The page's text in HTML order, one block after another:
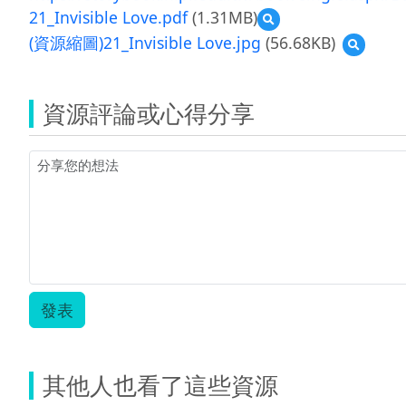
21_Invisible Love.pdf(1.31MB)
預
覽
21_Invisible
(資源縮圖)21_Invisible Love.jpg (56.68KB)
預
覽
Love.jpg
資源評論或心得分享
發表
其他人也看了這些資源